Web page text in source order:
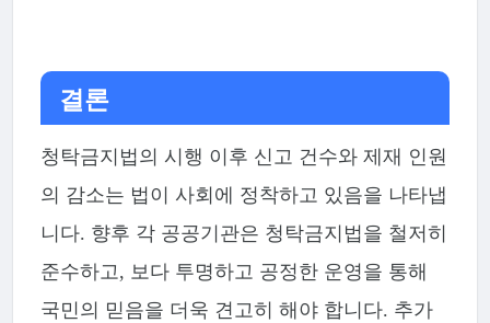
결론
청탁금지법의 시행 이후 신고 건수와 제재 인원
의 감소는 법이 사회에 정착하고 있음을 나타냅
니다. 향후 각 공공기관은 청탁금지법을 철저히
준수하고, 보다 투명하고 공정한 운영을 통해
국민의 믿음을 더욱 견고히 해야 합니다. 추가